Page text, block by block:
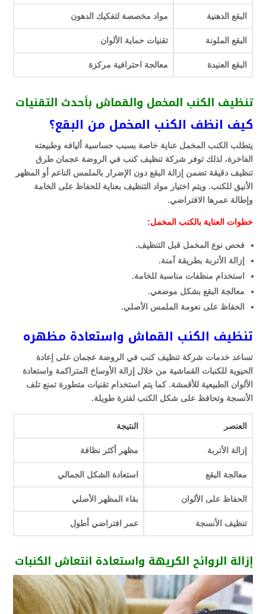
البقع الدهنية مواد مخصصة لتفكيك الدهون
البقع الملونة تقنيات حماية الألوان
البقع العنيدة معالجة احترافية مركزة
تنظيف الكنب المخمل والقماش بأحدث التقنيات
كيف انظف الكنب المخمل من البقع؟
يتطلب الكنب المخمل عناية خاصة بسبب حساسية أليافه وطبيعته
الفاخرة، لذلك توفر شركة تنظيف كنب في الروضة عجمان طرق
تنظيف دقيقة تضمن إزالة البقع دون الإضرار بالملمس الناعم أو المظهر
الأنيق للكنب. ويتم اختيار مواد التنظيف بعناية للحفاظ على الخامة
وإطالة عمرها الافتراضي.
خطوات العناية بالكنب المخمل:
فحص نوع المخمل قبل التنظيف.
إزالة الأتربة بطريقة آمنة.
استخدام منظفات مناسبة للخامة.
معالجة البقع بشكل موضعي.
الحفاظ على نعومة الملمس الأصلي.
تنظيف الكنب القماش واستعادة مظهره
تساعد خدمات شركة تنظيف كنب في الروضة عجمان على إعادة
الحيوية للكنبات القماشية من خلال إزالة الأوساخ المتراكمة واستعادة
الألوان الطبيعية للأقمشة. كما يتم استخدام تقنيات متطورة تمنع تلف
الأنسجة وتحافظ على شكل الكنب لفترة طويلة.
العنصر النتيجة
إزالة الأتربة مظهر أكثر نظافة
معالجة البقع استعادة الشكل الجمالي
الحفاظ على الألوان بقاء المظهر الأصلي
تنظيف الأنسجة عمر افتراضي أطول
إزالة الروائح الكريهة واستعادة انتعاش الكنبات